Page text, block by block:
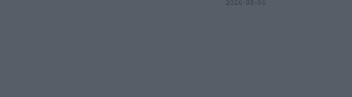
2026-08-06